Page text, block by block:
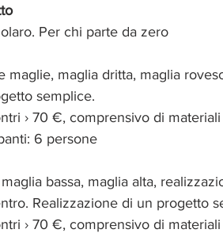
Per chi parte da zero
maglie, maglia dritta, maglia
semplice.
› 70 €, comprensivo di materiali
6 persone
bassa, maglia alta,
Realizzazione di un progetto
› 70 €, comprensivo di materiali